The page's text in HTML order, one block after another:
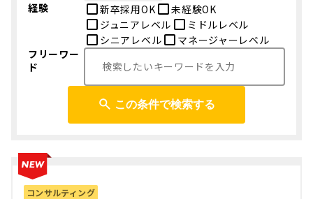
経験
新卒採用OK
未経験OK
ジュニアレベル
ミドルレベル
シニアレベル
マネージャーレベル
フリーワー
ド
この条件で検索する
コンサルティング